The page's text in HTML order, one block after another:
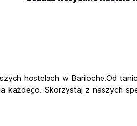
hostelach w Bariloche.Od
każdego. Skorzystaj z naszych